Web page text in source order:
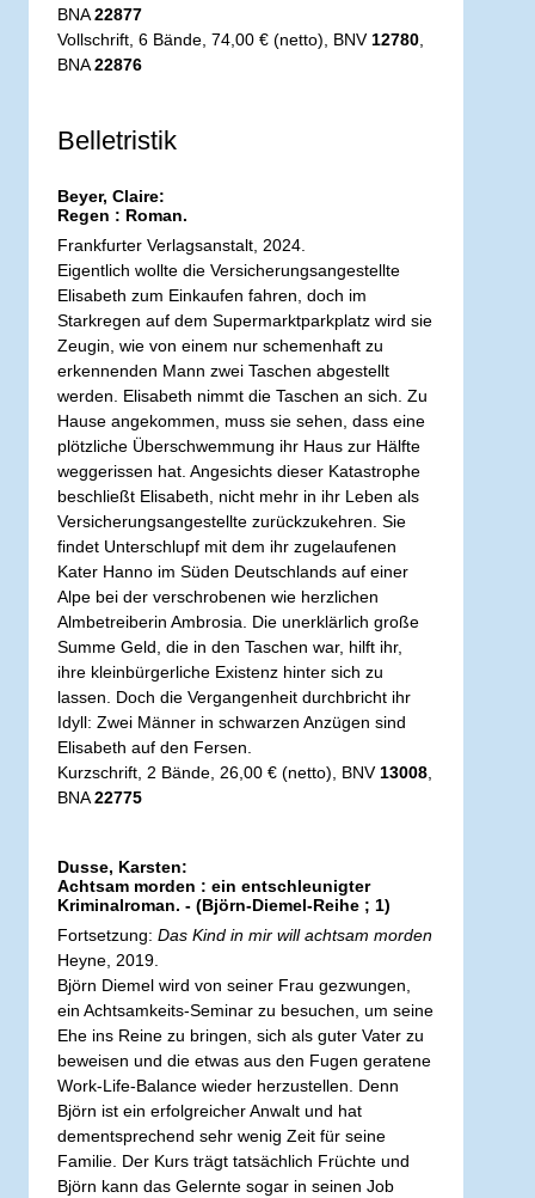
BNA22877
Vollschrift, 6 Bände, 74,00 € (netto), BNV 12780
BNA22876
Belletristik
Beyer, Claire:
Regen : Roman.
Frankfurter Verlagsanstalt, 2024.
Eigentlich wollte die Versicherungsangestellte
Elisabeth zum Einkaufen fahren, doch im
Starkregen auf dem Supermarktparkplatz wird sie
Zeugin, wie von einem nur schemenhaft zu
erkennenden Mann zwei Taschen abgestellt
werden. Elisabeth nimmt die Taschen an sich. Zu
Hause angekommen, muss sie sehen, dass eine
plötzliche Überschwemmung ihr Haus zur Hälfte
weggerissen hat. Angesichts dieser Katastrophe
beschließt Elisabeth, nicht mehr in ihr Leben als
Versicherungsangestellte zurückzukehren. Sie
findet Unterschlupf mit dem ihr zugelaufenen
Kater Hanno im Süden Deutschlands auf einer
Alpe bei der verschrobenen wie herzlichen
Almbetreiberin Ambrosia. Die unerklärlich große
Summe Geld, die in den Taschen war, hilft ihr,
ihre kleinbürgerliche Existenz hinter sich zu
lassen. Doch die Vergangenheit durchbricht ihr
Idyll: Zwei Männer in schwarzen Anzügen sind
Elisabeth auf den Fersen.
Kurzschrift, 2 Bände, 26,00 € (netto), BNV13008,
BNA22775
Dusse, Karsten:
Achtsam morden : ein entschleunigter
Kriminalroman. - (Björn-Diemel-Reihe ; 1)
Fortsetzung: Das Kind in mir will achtsam morden
Heyne, 2019.
Björn Diemel wird von seiner Frau gezwungen,
ein Achtsamkeits-Seminar zu besuchen, um seine
Ehe ins Reine zu bringen, sich als guter Vater zu
beweisen und die etwas aus den Fugen geratene
Work-Life-Balance wieder herzustellen. Denn
Björn ist ein erfolgreicher Anwalt und hat
dementsprechend sehr wenig Zeit für seine
Familie. Der Kurs trägt tatsächlich Früchte und
Björn kann das Gelernte sogar in seinen Job